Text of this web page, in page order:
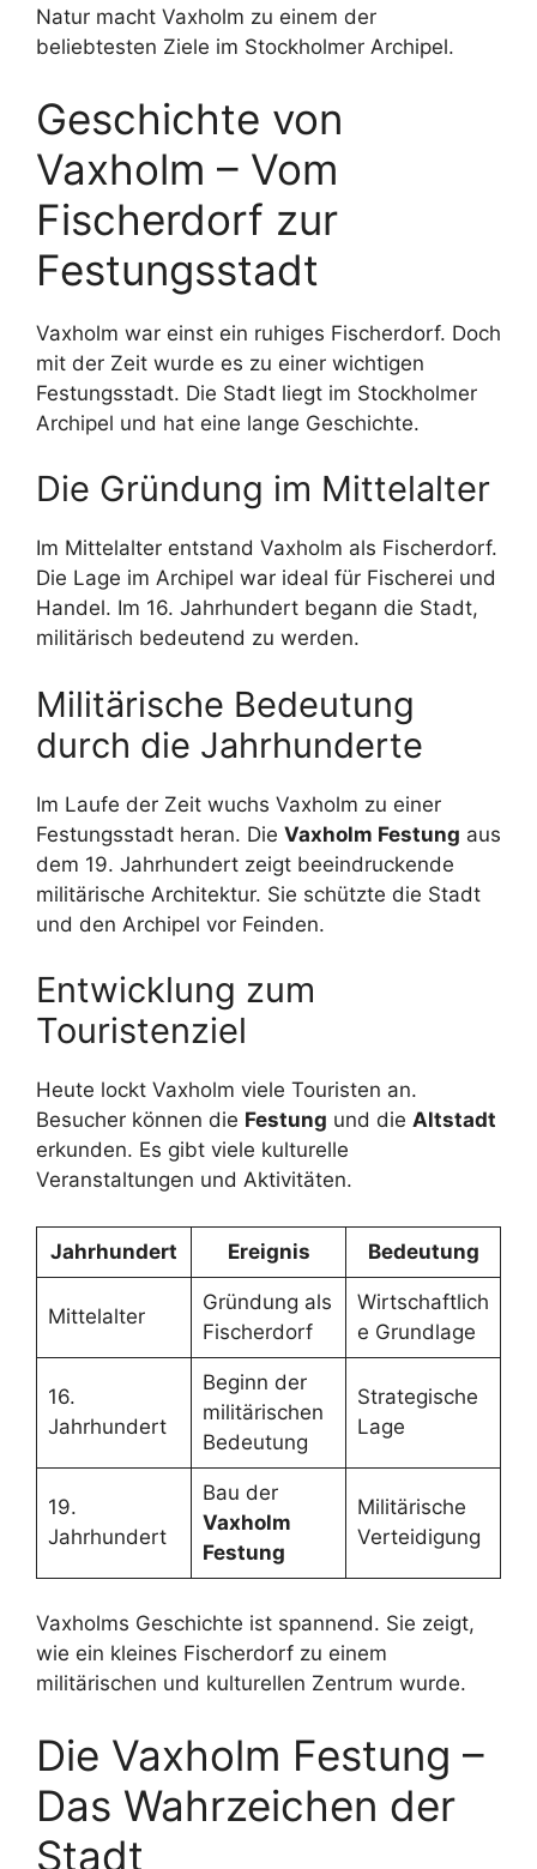
Natur macht Vaxholm zu einem der
beliebtesten Ziele im Stockholmer Archipel.
Geschichte von
Vaxholm – Vom
Fischerdorf zur
Festungsstadt
Vaxholm war einst ein ruhiges Fischerdorf. Doch
mit der Zeit wurde es zu einer wichtigen
Festungsstadt. Die Stadt liegt im Stockholmer
Archipel und hat eine lange Geschichte.
Die Gründung im Mittelalter
Im Mittelalter entstand Vaxholm als Fischerdorf.
Die Lage im Archipel war ideal für Fischerei und
Handel. Im 16. Jahrhundert begann die Stadt,
militärisch bedeutend zu werden.
Militärische Bedeutung
durch die Jahrhunderte
Im Laufe der Zeit wuchs Vaxholm zu einer
Festungsstadt heran. Die Vaxholm Festung aus
dem 19. Jahrhundert zeigt beeindruckende
militärische Architektur. Sie schützte die Stadt
und den Archipel vor Feinden.
Entwicklung zum
Touristenziel
Heute lockt Vaxholm viele Touristen an.
Besucher können die Festung und die Altstadt
erkunden. Es gibt viele kulturelle
Veranstaltungen und Aktivitäten.
Jahrhundert Ereignis Bedeutung
Mittelalter
Gründung als
Fischerdorf
Wirtschaftlich
e Grundlage
16.
Jahrhundert
Beginn der
militärischen
Bedeutung
Strategische
Lage
19.
Jahrhundert
Bau der
Vaxholm
Festung
Militärische
Verteidigung
Vaxholms Geschichte ist spannend. Sie zeigt,
wie ein kleines Fischerdorf zu einem
militärischen und kulturellen Zentrum wurde.
Die Vaxholm Festung –
Das Wahrzeichen der
Stadt